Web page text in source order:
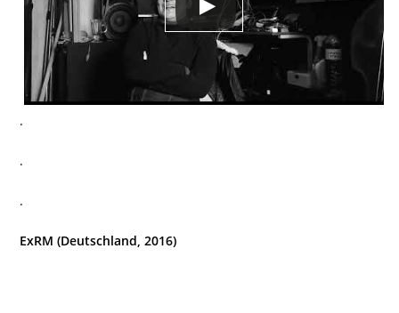
.
.
.
ExRM (Deutschland, 2016)